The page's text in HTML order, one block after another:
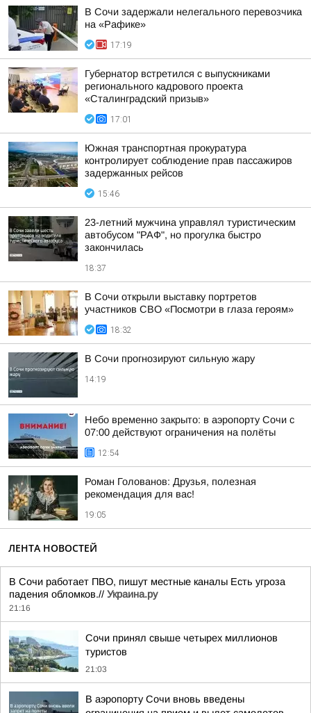
В Сочи задержали нелегального перевозчика
на «Рафике»
17:19
Губернатор встретился с выпускниками
регионального кадрового проекта
«Сталинградский призыв»
17:01
Южная транспортная прокуратура
контролирует соблюдение прав пассажиров
задержанных рейсов
15:46
23-летний мужчина управлял туристическим
автобусом "РАФ", но прогулка быстро
закончилась
18:37
В Сочи открыли выставку портретов
участников СВО «Посмотри в глаза героям»
18:32
В Сочи прогнозируют сильную жару
14:19
Небо временно закрыто: в аэропорту Сочи с
07:00 действуют ограничения на полёты
12:54
Роман Голованов: Друзья, полезная
рекомендация для вас!
19:05
ЛЕНТА НОВОСТЕЙ
В Сочи работает ПВО, пишут местные каналы Есть угроза
падения обломков.// Украина.ру
21:16
Сочи принял свыше четырех миллионов
туристов
21:03
В аэропорту Сочи вновь введены